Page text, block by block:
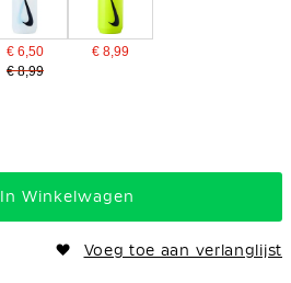
€ 6,50
€ 8,99
€ 8,99
In Winkelwagen
Voeg toe aan verlanglijst